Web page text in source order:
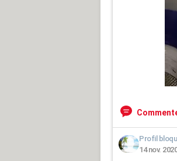
Profil
14 nov.